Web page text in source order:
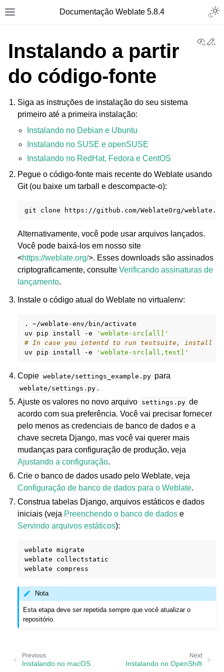
Toggle site navigation sidebarDocumentação Weblate 5.8.4
navigation of Formatos de arquivos suportados
navigation of Instruções de configuração
Instalando a partir
do código-fonte
Siga as instruções de instalação do seu sistema
primeiro até a primeira instalação:
Instalando no Debian e Ubuntu
Instalando no SUSE e openSUSE
Instalando no RedHat, Fedora e CentOS
Pegue o código-fonte mais recente do Weblate usando
Git (ou baixe um tarball e descompacte-o):
git clone https://github.com/WeblateOrg/
Alternativamente, você pode usar arquivos lançados.
Você pode baixá-los em nosso site
<https://weblate.org/>. Esses downloads são assinados
criptograficamente, consulteVerificando assinaturas de
lançamento.
Instale o código atual do Weblate no virtualenv:
.
~/weblate-env/bin/activate
uv
pip install -e
'weblate-src[all]'
# In case you intentd to run testsuite, install
uv
pip install -e 'weblate-src[all,test]'
Copie weblate/settings_example.py para
weblate/settings.py .
Ajuste os valores no novo arquivo settings.py de
acordo com sua preferência. Você vai precisar fornecer
pelo menos as credenciais de banco de dados e a
chave secreta Django, mas você vai querer mais
mudanças para configuração de produção, veja
Ajustando a configuração.
Crie o banco de dados usado pelo Weblate, veja
Configuração de banco de dados para o Weblate.
Construa tabelas Django, arquivos estáticos e dados
iniciais (veja Preenchendo o banco de dados e
Servindo arquivos estáticos):
weblate
migrate
weblate
collectstatic
weblate
Nota
Esta etapa deve ser repetida sempre que você atualizar o
repositório.
Next
Instalando no OpenShift
Previous
Instalando no macOS